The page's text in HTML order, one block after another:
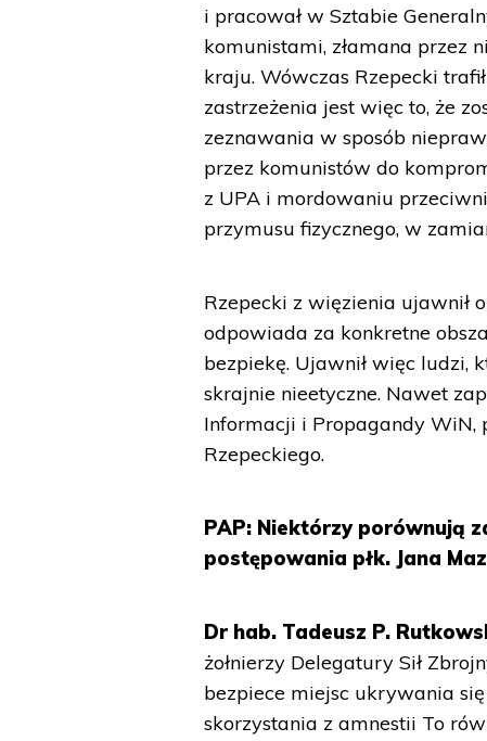
i pracował w Sztabie
komunistami, złamana przez
kraju. Wówczas Rzepecki
zastrzeżenia jest więc to, że
zeznawania w sposób
przez komunistów do
z UPA i mordowaniu
przymusu fizycznego, w
Rzepecki z więzienia ujawnił
odpowiada za konkretne
bezpiekę. Ujawnił więc ludzi,
skrajnie nieetyczne. Nawet
Informacji i Propagandy WiN,
Rzepeckiego.
PAP: Niektórzy porównują
postępowania płk. Jana
Dr hab. Tadeusz P.
żołnierzy Delegatury Sił
bezpiece miejsc ukrywania
skorzystania z amnestii To